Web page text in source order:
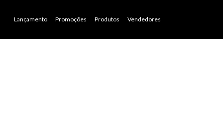
Lançamento Promoções Produtos Vendedores